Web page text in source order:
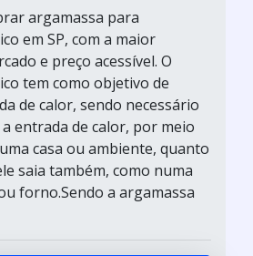
argamassa para
em SP, com a maior
e preço acessível. O
tem como objetivo de
de calor, sendo necessário
entrada de calor, por meio
casa ou ambiente, quanto
saia também, como numa
forno.Sendo a argamassa